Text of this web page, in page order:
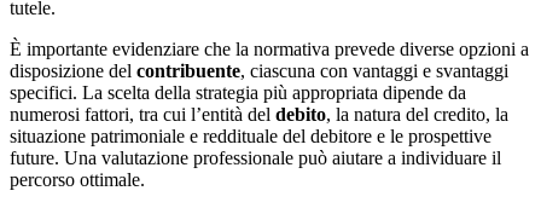
tutele.
È importante evidenziare che la normativa prevede diverse opzioni a
disposizione del contribuente, ciascuna con vantaggi e svantaggi
specifici. La scelta della strategia più appropriata dipende da
numerosi fattori, tra cui l’entità del debito, la natura del credito, la
situazione patrimoniale e reddituale del debitore e le prospettive
future. Una valutazione professionale può aiutare a individuare il
percorso ottimale.